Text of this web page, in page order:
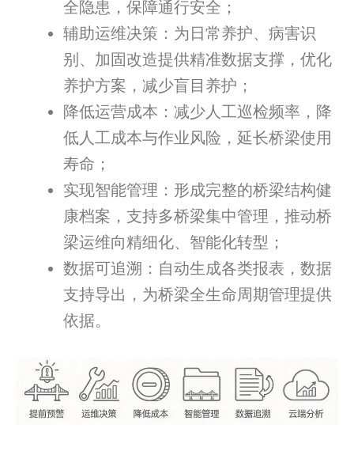
全隐患，保障通行安全；
辅助运维决策：为日常养护、病害识
别、加固改造提供精准数据支撑，优化
养护方案，减少盲目养护；
降低运营成本：减少人工巡检频率，降
低人工成本与作业风险，延长桥梁使用
寿命；
实现智能管理：形成完整的桥梁结构健
康档案，支持多桥梁集中管理，推动桥
梁运维向精细化、智能化转型；
数据可追溯：自动生成各类报表，数据
支持导出，为桥梁全生命周期管理提供
依据。